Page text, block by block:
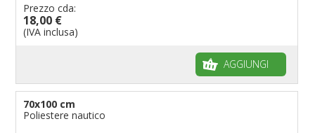
Prezzo cda:
18,00 €
(IVA inclusa)
AGGIUNGI
70x100 cm
Poliestere nautico